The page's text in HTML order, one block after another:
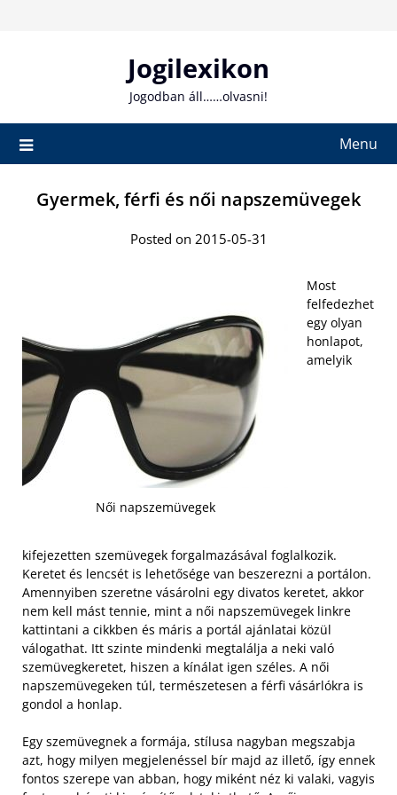
Jogilexikon
Jogodban áll……olvasni!
Menu
Gyermek, férfi és női napszemüvegek
Posted on 2015-05-31
Női napszemüvegek
Most
felfedezhet
egy olyan
honlapot,
amelyik
kifejezetten szemüvegek forgalmazásával foglalkozik.
Keretet és lencsét is lehetősége van beszerezni a portálon.
Amennyiben szeretne vásárolni egy divatos keretet, akkor
nem kell mást tennie, mint a női napszemüvegek linkre
kattintani a cikkben és máris a portál ajánlatai közül
válogathat. Itt szinte mindenki megtalálja a neki való
szemüvegkeretet, hiszen a kínálat igen széles. A női
napszemüvegeken túl, természetesen a férfi vásárlókra is
gondol a honlap.
Egy szemüvegnek a formája, stílusa nagyban megszabja
azt, hogy milyen megjelenéssel bír majd az illető, így ennek
fontos szerepe van abban, hogy miként néz ki valaki, vagyis